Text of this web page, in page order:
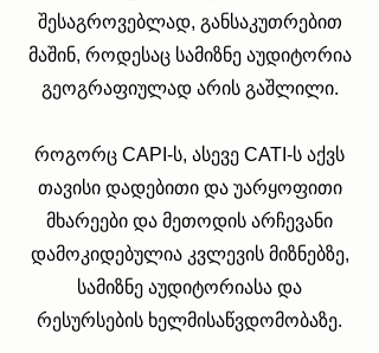
შესაგროვებლად, განსაკუთრებით
მაშინ, როდესაც სამიზნე აუდიტორია
გეოგრაფიულად არის გაშლილი.
როგორც CAPI-ს, ასევე CATI-ს აქვს
თავისი დადებითი და უარყოფითი
მხარეები და მეთოდის არჩევანი
დამოკიდებულია კვლევის მიზნებზე,
სამიზნე აუდიტორიასა და
რესურსების ხელმისაწვდომობაზე.